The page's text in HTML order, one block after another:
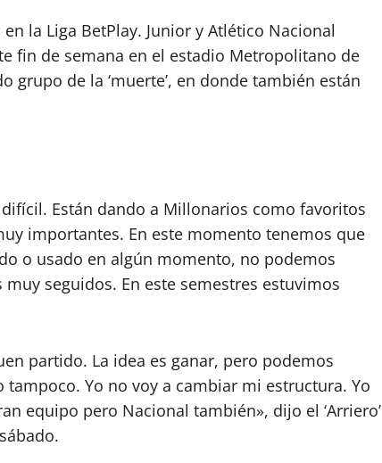
la Liga BetPlay. Junior y Atlético Nacional
fin de semana en el estadio Metropolitano de
de la ‘muerte’, en donde también están
Están dando a Millonarios como favoritos
importantes. En este momento tenemos que
o usado en algún momento, no podemos
seguidos. En este semestres estuvimos
partido. La idea es ganar, pero podemos
Yo no voy a cambiar mi estructura. Yo
equipo pero Nacional también», dijo el ‘Arriero’